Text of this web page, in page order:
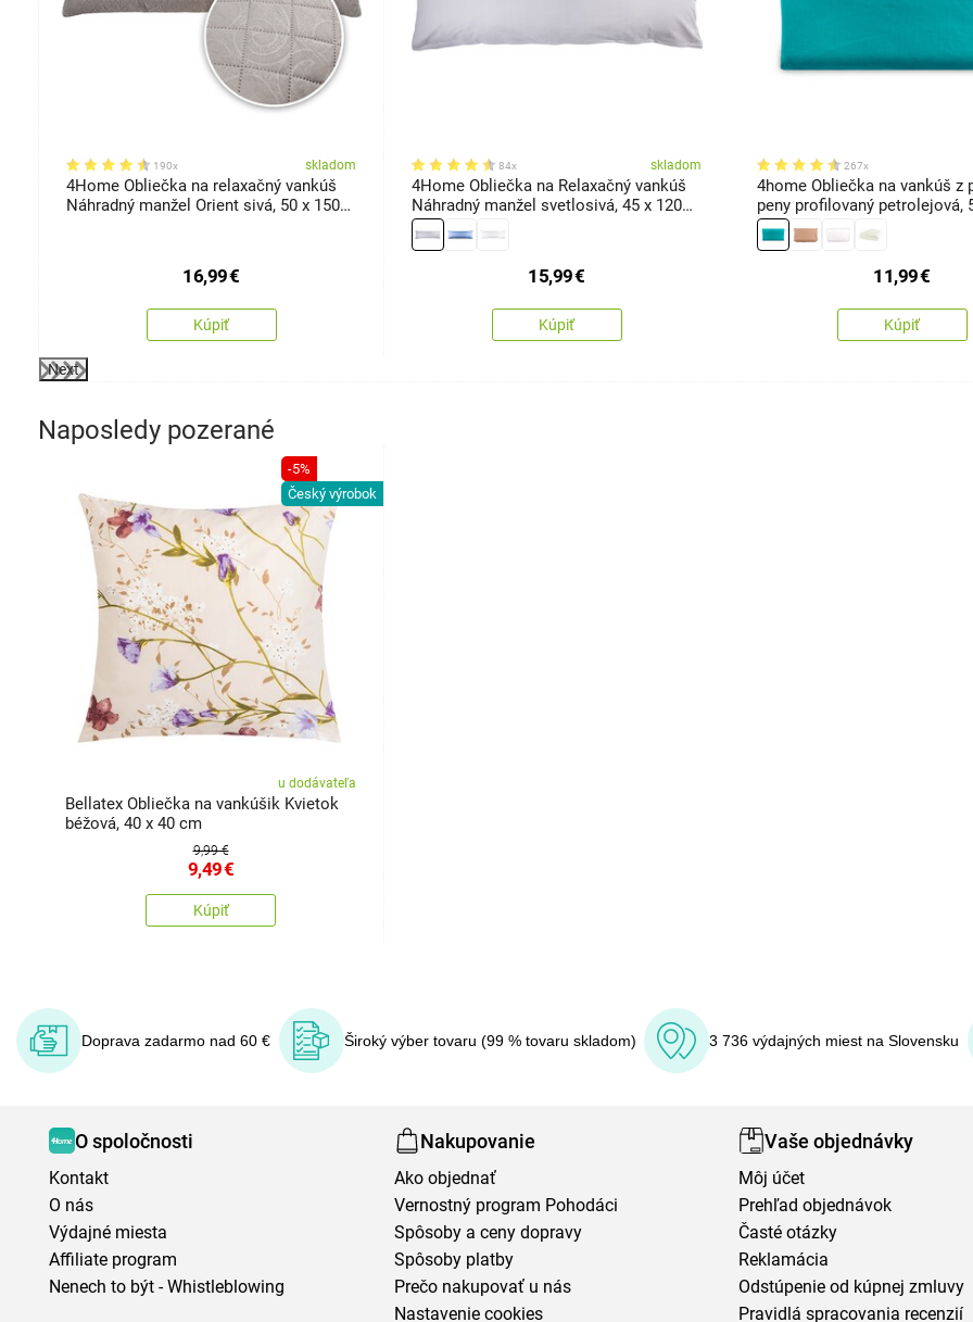
190x skladom
4Home Obliečka na relaxačný vankúš
Náhradný manžel Orient sivá, 50 x 150
16,99€
Kúpiť
84x skladom
4Home Obliečka na Relaxačný vankúš
Náhradný manžel svetlosivá, 45 x 120
cm
15,99€
Kúpiť
267x
4home Obliečka na vankúš z
peny profilovaný
11,99€
Kúpiť
Next
Naposledy pozerané
-5%
Český výrobok
u dodávateľa
Bellatex Obliečka na vankúšik Kvietok
béžová, 40 x 40 cm
9,99 €
9,49€
Kúpiť
Doprava zadarmo nad 60 € Široký výber tovaru (99 % tovaru skladom) 3 736 výdajných miest na Slovensku
O spoločnosti
Kontakt
O nás
Výdajné miesta
Affiliate program
Nenech to být - Whistleblowing
Nakupovanie
Ako objednať
Vernostný program Pohodáci
Spôsoby a ceny dopravy
Spôsoby platby
Prečo nakupovať u nás
Nastavenie cookies
Vaše objednávky
Môj účet
Prehľad objednávok
Časté otázky
Reklamácia
Odstúpenie od kúpnej zmluvy
Pravidlá spracovania recenzií